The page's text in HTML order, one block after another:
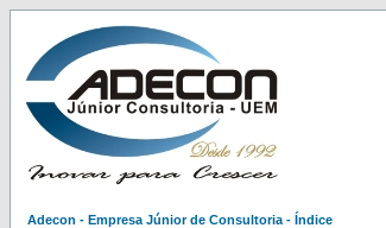
Adecon - Empresa Júnior de Consultoria - Índice